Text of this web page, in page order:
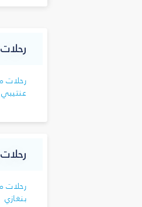
رحلات
عنتيبي
رحلات
بنغازي